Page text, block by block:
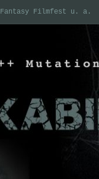
Fantasy Filmfest u. a.